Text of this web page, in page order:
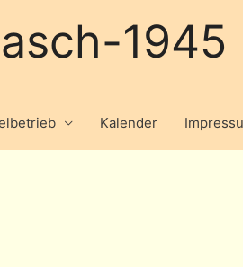
1945
Kalender